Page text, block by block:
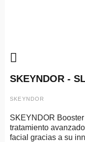
SKEYNDOR -
SKEYNDOR
SKEYNDOR
tratamiento
facial gracias a su